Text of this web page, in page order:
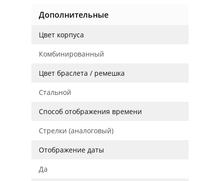
Дополнительные
Цвет корпуса
Комбинированный
Цвет браслета / ремешка
Стальной
Способ отображения времени
Стрелки (аналоговый)
Отображение даты
Да